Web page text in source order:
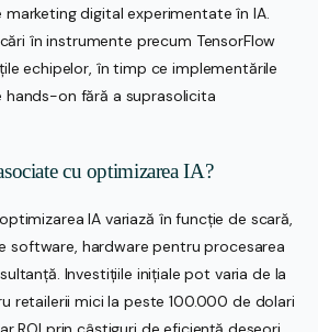
digital experimentate în IA.
în instrumente precum TensorFlow
echipelor, în timp ce implementările
on fără a suprasolicita
cu optimizarea IA?
IA variază în funcție de scară,
software, hardware pentru procesarea
Investițiile inițiale pot varia de la
retailerii mici la peste 100.000 de dolari